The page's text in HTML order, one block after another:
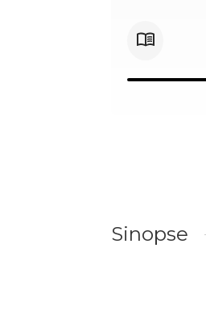
Sinopse